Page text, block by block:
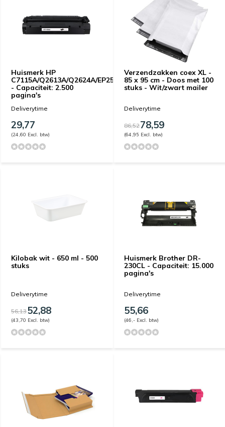
Huismerk HP
C7115A/Q2613A/Q2624A/EP25(15A/13A/24A)
- Capaciteit: 2.500
pagina's
Deliverytime
29,77
(24,60 Excl. btw)
Verzendzakken coex XL -
85 x 95 cm - Doos met 100
stuks - Wit/zwart mailer
Deliverytime
86,5278,59
(64,95 Excl. btw)
Kilobak wit - 650 ml - 500
stuks
Deliverytime
56,1352,88
(43,70 Excl. btw)
Huismerk Brother DR-
230CL - Capaciteit: 15.000
pagina's
Deliverytime
55,66
(46,- Excl. btw)